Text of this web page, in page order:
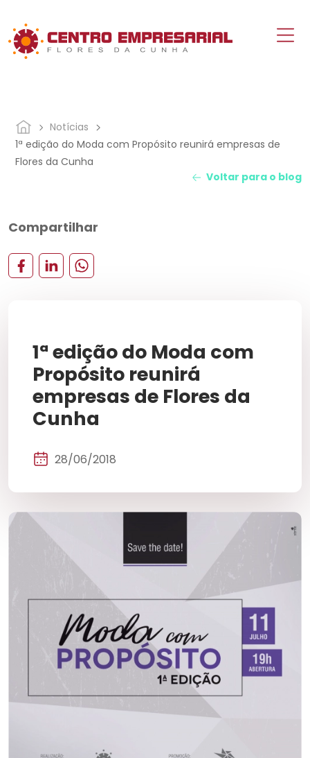
Notícias
1ª edição do Moda com Propósito reunirá empresas de
Flores da Cunha
Voltar para o blog
Compartilhar
1ª edição do Moda com
Propósito reunirá
empresas de Flores da
Cunha
28/06/2018